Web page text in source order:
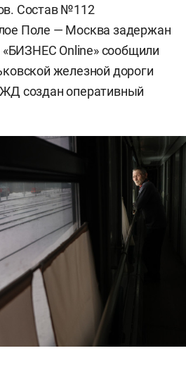
Состав №112
Поле — Москва задержан
«БИЗНЕС Online» сообщили
железной дороги
создан оперативный